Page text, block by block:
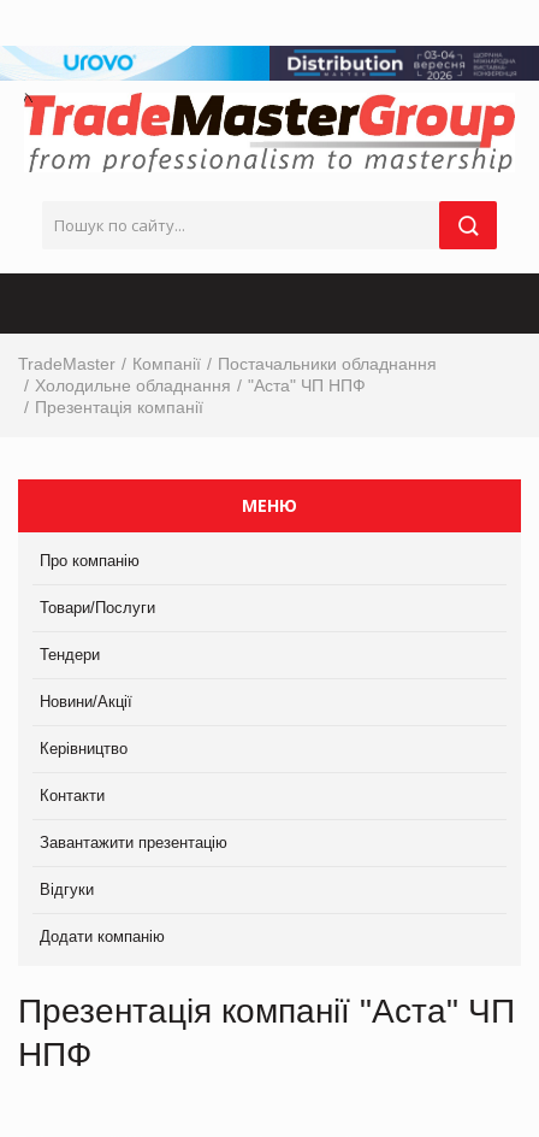
TradeMaster Компанії
Постачальники обладнання
Холодильне обладнання
"Аста" ЧП НПФ
Презентація компанії
МЕНЮ
Про компанію
Товари/Послуги
Тендери
Новини/Акції
Керівництво
Контакти
Завантажити презентацію
Відгуки
Додати компанію
Презентація компанії "Аста" ЧП
НПФ